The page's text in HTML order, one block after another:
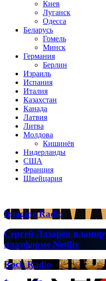
Киев
Луганск
Одесса
Беларусь
Гомель
Минск
Германия
Берлин
Израиль
Испания
Италия
Казахстан
Канада
Латвия
Литва
Молдова
Кишинёв
Нидерланды
США
Франция
Швейцария
Imagine
Radio
Imagine Radio
Сергей
Лазарев
планирует
новое
шоу
Сергей Лазарев
платформе Netflix
Rock
Radio
Rock Radio